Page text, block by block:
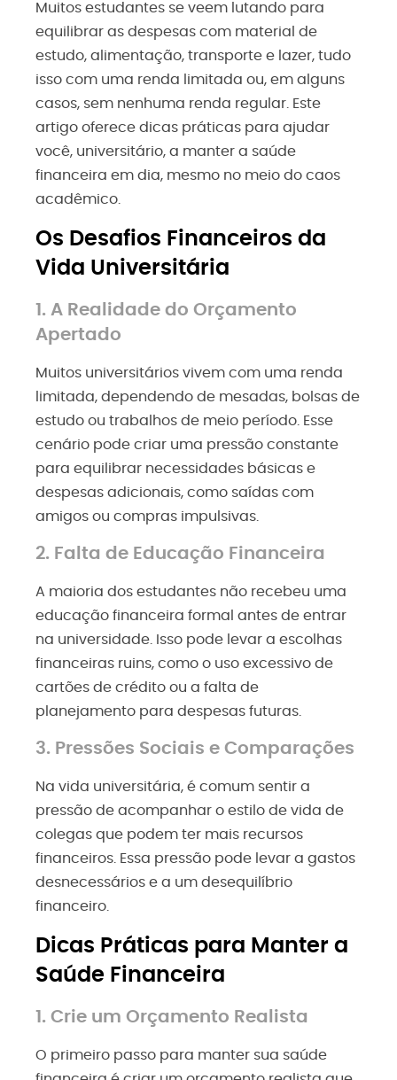
Muitos estudantes se veem lutando para
equilibrar as despesas com material de
estudo, alimentação, transporte e lazer, tudo
isso com uma renda limitada ou, em alguns
casos, sem nenhuma renda regular. Este
artigo oferece dicas práticas para ajudar
você, universitário, a manter a saúde
financeira em dia, mesmo no meio do caos
acadêmico.
Os Desafios Financeiros da
Vida Universitária
1. A Realidade do Orçamento
Apertado
Muitos universitários vivem com uma renda
limitada, dependendo de mesadas, bolsas de
estudo ou trabalhos de meio período. Esse
cenário pode criar uma pressão constante
para equilibrar necessidades básicas e
despesas adicionais, como saídas com
amigos ou compras impulsivas.
2. Falta de Educação Financeira
A maioria dos estudantes não recebeu uma
educação financeira formal antes de entrar
na universidade. Isso pode levar a escolhas
financeiras ruins, como o uso excessivo de
cartões de crédito ou a falta de
planejamento para despesas futuras.
3. Pressões Sociais e Comparações
Na vida universitária, é comum sentir a
pressão de acompanhar o estilo de vida de
colegas que podem ter mais recursos
financeiros. Essa pressão pode levar a gastos
desnecessários e a um desequilíbrio
financeiro.
Dicas Práticas para Manter a
Saúde Financeira
1. Crie um Orçamento Realista
O primeiro passo para manter sua saúde